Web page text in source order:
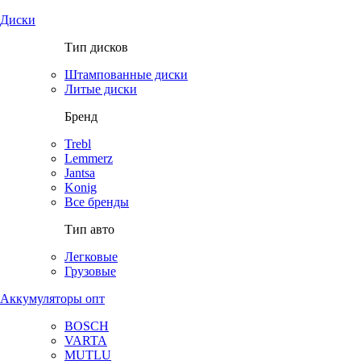
Диски
Тип дисков
Штампованные диски
Литые диски
Бренд
Trebl
Lemmerz
Jantsa
Konig
Все бренды
Тип авто
Легковые
Грузовые
Аккумуляторы опт
BOSCH
VARTA
MUTLU